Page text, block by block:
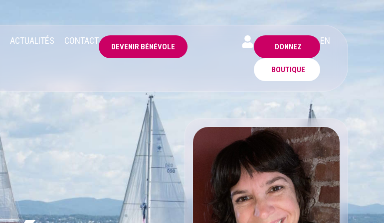
ACTUALITÉS CONTACT
DEVENIR BÉNÉVOLE DONNEZ
BOUTIQUE
EN